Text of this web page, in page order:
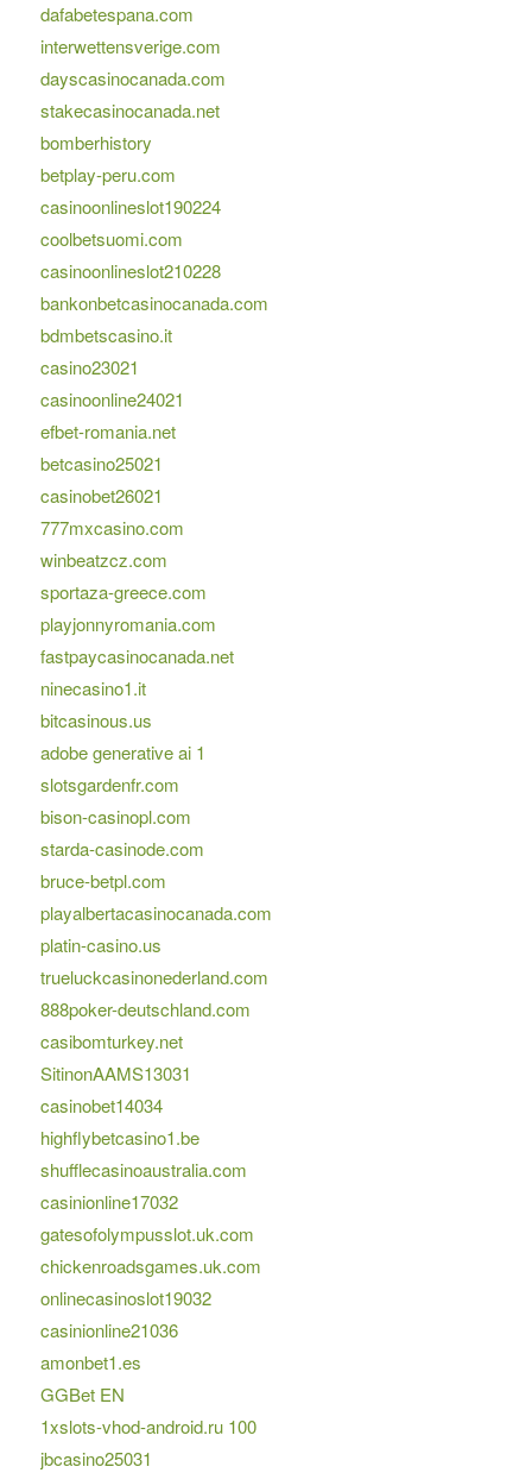
dafabetespana.com
interwettensverige.com
dayscasinocanada.com
stakecasinocanada.net
bomberhistory
betplay-peru.com
casinoonlineslot190224
coolbetsuomi.com
casinoonlineslot210228
bankonbetcasinocanada.com
bdmbetscasino.it
casino23021
casinoonline24021
efbet-romania.net
betcasino25021
casinobet26021
777mxcasino.com
winbeatzcz.com
sportaza-greece.com
playjonnyromania.com
fastpaycasinocanada.net
ninecasino1.it
bitcasinous.us
adobe generative ai 1
slotsgardenfr.com
bison-casinopl.com
starda-casinode.com
bruce-betpl.com
playalbertacasinocanada.com
platin-casino.us
trueluckcasinonederland.com
888poker-deutschland.com
casibomturkey.net
SitinonAAMS13031
casinobet14034
highflybetcasino1.be
shufflecasinoaustralia.com
casinionline17032
gatesofolympusslot.uk.com
chickenroadsgames.uk.com
onlinecasinoslot19032
casinionline21036
amonbet1.es
GGBet EN
1xslots-vhod-android.ru 100
jbcasino25031